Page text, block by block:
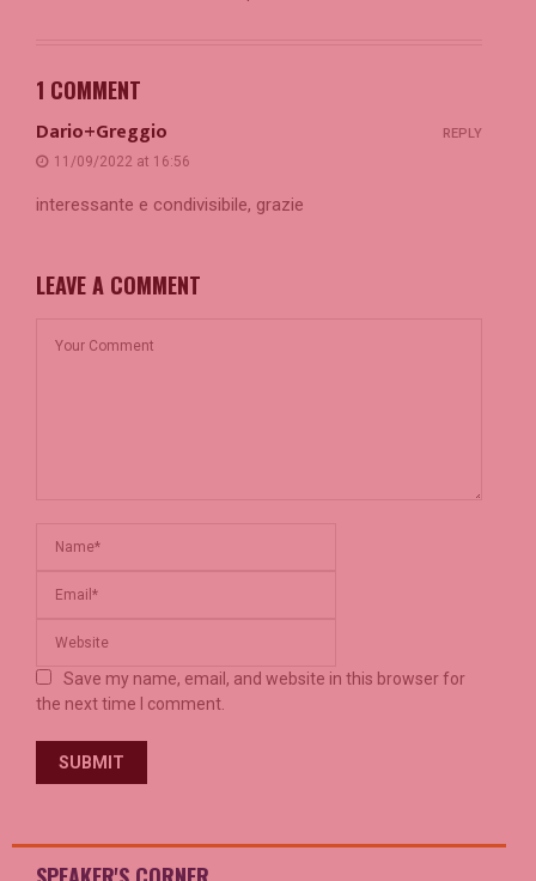
1 COMMENT
Dario+Greggio
11/09/2022 at 16:56
interessante e condivisibile, grazie
REPLY
LEAVE A COMMENT
Save my name, email, and website in this browser for
the next time I comment.